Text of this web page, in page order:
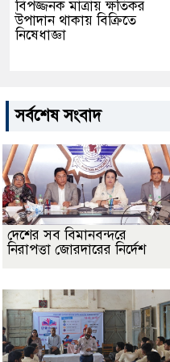
বিপজ্জনক মাত্রায় ক্ষতিকর
উপাদান থাকায় বিক্রিতে
নিষেধাজ্ঞা
সর্বশেষ সংবাদ
দেশের সব বিমানবন্দরে
নিরাপত্তা জোরদারের নির্দেশ